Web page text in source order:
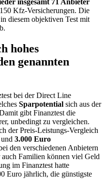
insgesamt 71 Anbieter
Kfz-Versicherungen. Die
diesem objektiven Test mit
hohes
genannten
bei der Direct Line
Sparpotential sich aus der
gibt Finanztest die
unbedingt zu vergleichen.
der Preis-Leistungs-Vergleich
3.000 Euro
den verschiedenen Anbietern
Familien können viel Geld
im Finanztest hatte
Euro jährlich, die günstigste